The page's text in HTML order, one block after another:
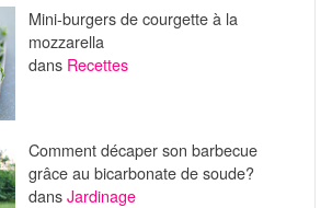
Mini-burgers de courgette à la
mozzarella
dans Recettes
Comment décaper son barbecue
grâce au bicarbonate de soude?
dansJardinage